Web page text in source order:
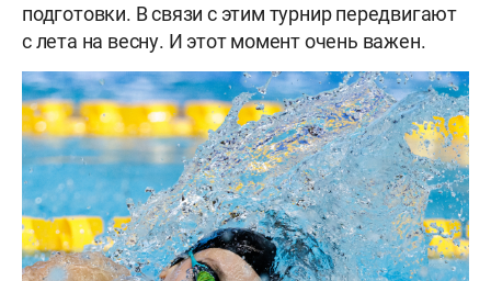
подготовки. В связи с этим турнир передвигают
с лета на весну. И этот момент очень важен.